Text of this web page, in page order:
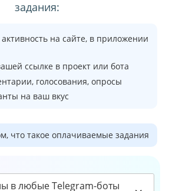
задания:
на сайте, в приложении
ссылке в проект или бота
голосования, опросы
на ваш вкус
что такое оплачиваемые задания
в любые Telegram-боты